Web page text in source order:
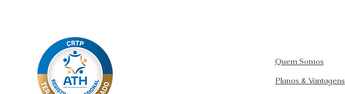
Quem Somos
Planos & Vantagens